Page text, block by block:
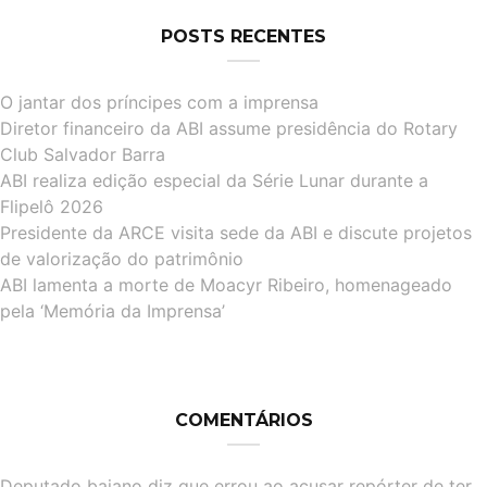
POSTS RECENTES
O jantar dos príncipes com a imprensa
Diretor financeiro da ABI assume presidência do Rotary
Club Salvador Barra
ABI realiza edição especial da Série Lunar durante a
Flipelô 2026
Presidente da ARCE visita sede da ABI e discute projetos
de valorização do patrimônio
ABI lamenta a morte de Moacyr Ribeiro, homenageado
pela ‘Memória da Imprensa’
COMENTÁRIOS